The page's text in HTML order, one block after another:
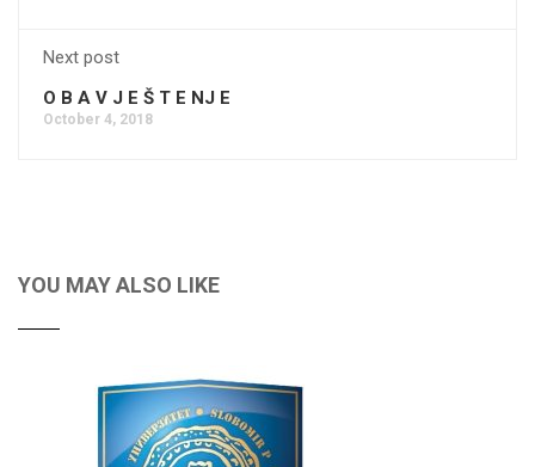
Next post
O B A V J E Š T E NJ E
October 4, 2018
YOU MAY ALSO LIKE